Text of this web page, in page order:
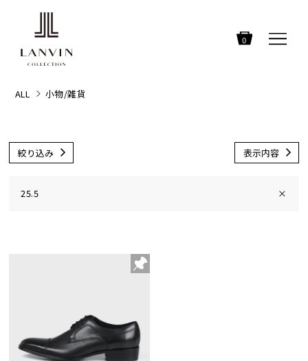
0
ALL 小物/雑貨
絞り込み 表示内容
25.5 ×